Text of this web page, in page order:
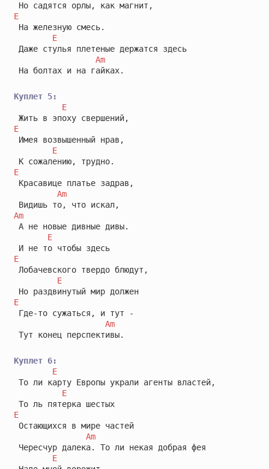
E
На железную смесь.
E
Даже стулья плетеные держатся здесь
Am
На болтах и на гайках.
Куплет 5:
E
E
Имея возвышенный нрав,
E
E
Красавице платье задрав,
Am
Am
А не новые дивные дивы.
E
E
Лобачевского твердо блюдут,
E
E
Где-то сужаться, и тут -
Am
Тут конец перспективы.
Куплет 6:
E
То ли карту Европы украли агенты властей,
E
E
Остающихся в мире частей
Am
Чересчур далека. То ли некая добрая фея
E